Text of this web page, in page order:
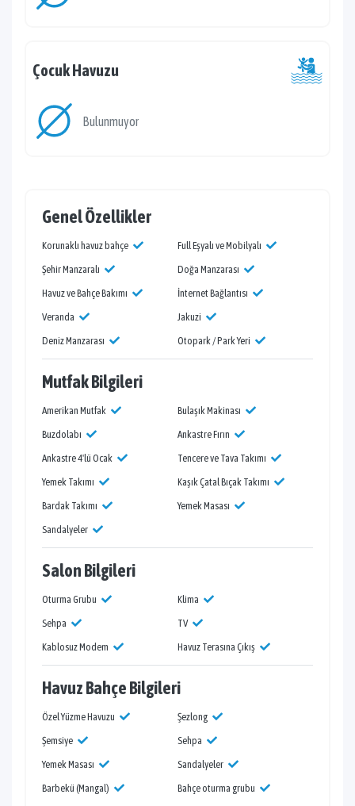
Çocuk Havuzu
Bulunmuyor
Genel Özellikler
Korunaklı havuz bahçe
Full Eşyalı ve Mobilyalı
Şehir Manzaralı
Doğa Manzarası
Havuz ve Bahçe Bakımı
İnternet Bağlantısı
Veranda
Jakuzi
Deniz Manzarası
Otopark / Park Yeri
Mutfak Bilgileri
Amerikan Mutfak
Bulaşık Makinası
Buzdolabı
Ankastre Fırın
Ankastre 4'lü Ocak
Tencere ve Tava Takımı
Yemek Takımı
Kaşık Çatal Bıçak Takımı
Bardak Takımı
Yemek Masası
Sandalyeler
Salon Bilgileri
Oturma Grubu
Klima
Sehpa
TV
Kablosuz Modem
Havuz Terasına Çıkış
Havuz Bahçe Bilgileri
Özel Yüzme Havuzu
Şezlong
Şemsiye
Sehpa
Yemek Masası
Sandalyeler
Barbekü (Mangal)
Bahçe oturma grubu